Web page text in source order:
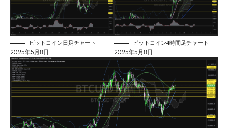
ビットコイン日足チャート
2025年5月8日
ビットコイン4時間足チャート
2025年5月8日